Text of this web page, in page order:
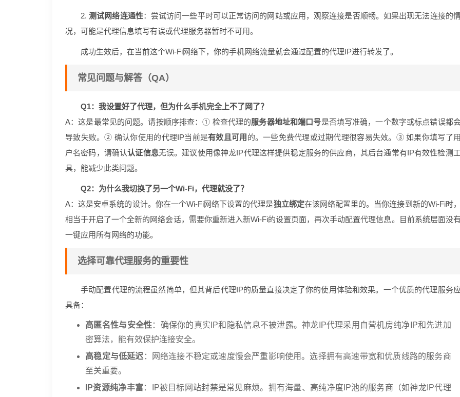
2.测试网络连通性：尝试访问一些平时可以正常访问的网站或应用，观察连接是否顺畅。如果出现无法连接的
况，可能是代理信息填写有误或代理服务器暂时不可用。
成功生效后，在当前这个Wi-Fi网络下，你的手机网络流量就会通过配置的代理IP进行转发了。
常见问题与解答（QA）
Q1：我设置好了代理，但为什么手机完全上不了网了？
A：这是最常见的问题。请按顺序排查：① 检查代理的服务器地址和端口号是否填写准确，一个数字或标点错误都
导致失败。② 确认你使用的代理IP当前是有效且可用 的。一些免费代理或过期代理很容易失效。③ 如果你填写了用
户名密码，请确认认证信息无误。建议使用像神龙IP代理这样提供稳定服务的供应商，其后台通常有IP有效性检测工
具，能减少此类问题。
Q2：为什么我切换了另一个Wi-Fi，代理就没了？
A：这是安卓系统的设计。你在一个Wi-Fi网络下设置的代理是独立绑定在该网络配置里的。当你连接到新的Wi-Fi时，
相当于开启了一个全新的网络会话，需要你重新进入新Wi-Fi的设置页面，再次手动配置代理信息。目前系统层面没有
一键应用所有网络的功能。
选择可靠代理服务的重要性
手动配置代理的流程虽然简单，但其背后代理IP的质量直接决定了你的使用体验和效果。一个优质的代理服务应
具备：
高匿名性与安全性：确保你的真实IP和隐私信息不被泄露。神龙IP代理采用自营机房纯净IP和先进加
密算法，能有效保护连接安全。
高稳定与低延迟 ：网络连接不稳定或速度慢会严重影响使用。选择拥有高速带宽和优质线路的服务商
至关重要。
IP资源纯净丰富：IP被目标网站封禁是常见麻烦。拥有海量、高纯净度IP池的服务商（如神龙IP代理